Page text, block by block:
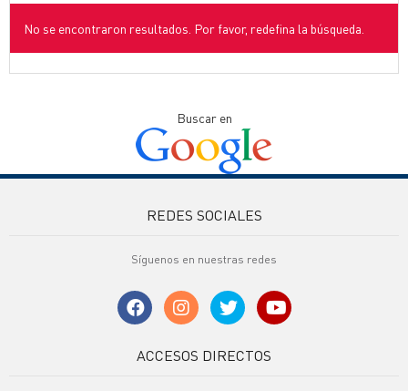
No se encontraron resultados. Por favor, redefina la búsqueda.
Buscar en
REDES SOCIALES
Síguenos en nuestras redes
ACCESOS DIRECTOS